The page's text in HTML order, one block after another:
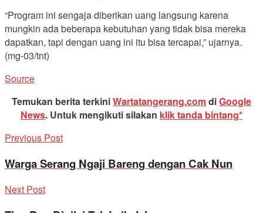
“Program ini sengaja diberikan uang langsung karena
mungkin ada beberapa kebutuhan yang tidak bisa mereka
dapatkan, tapi dengan uang ini itu bisa tercapai,” ujarnya.
(mg-03/tnt)
Source
Temukan berita terkiniWartatangerang.comdiGoogle
News. Untuk mengikuti silakan klik tanda bintang*
Previous Post
Warga Serang Ngaji Bareng dengan Cak Nun
Next Post